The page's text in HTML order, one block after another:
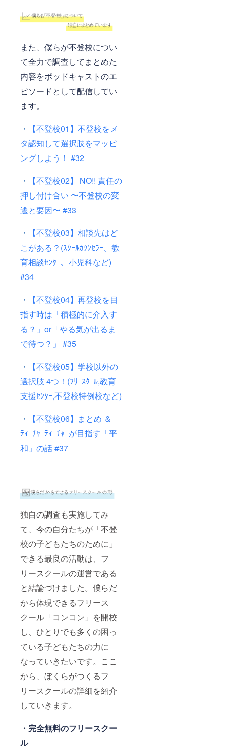
また、僕らが不登校につい
て全力で調査してまとめた
内容をポッドキャストのエ
ピソードとして配信してい
ます。
・
【不登校01】不登校をメ
タ認知して選択肢をマッピ
ングしよう！ #32
・
【不登校02】 NO!! 責任の
押し付け合い 〜不登校の変
遷と要因〜 #33
・
【不登校03】相談先はど
こがある？(ｽｸｰﾙｶｳﾝｾﾗｰ、教
育相談ｾﾝﾀｰ、小児科など)
#34
・
【不登校04】再登校を目
指す時は「積極的に介入す
る？」or「やる気が出るま
で待つ？」 #35
・
【不登校05】学校以外の
選択肢 4つ！(ﾌﾘｰｽｸｰﾙ,教育
支援ｾﾝﾀｰ,不登校特例校など)
・
【不登校06】まとめ ＆
ﾃｨｰﾁｬｰﾃｨｰﾁｬｰが目指す「平
和」の話 #37
独自の調査も実施してみ
て、今の自分たちが「不登
校の子どもたちのために」
できる最良の活動は、フ
リースクールの運営である
と結論づけました。僕らだ
から体現できるフリース
クール「コンコン」を開校
し、ひとりでも多くの困っ
ている子どもたちの力に
なっていきたいです。ここ
から、ぼくらがつくるフ
リースクールの詳細を紹介
していきます。
・完全無料のフリースクー
ル